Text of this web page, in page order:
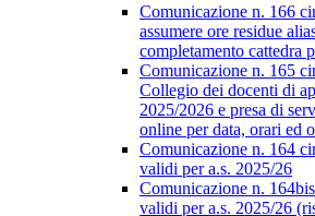
Comunicazione n. 166
assumere ore residue
completamento cattedra
Comunicazione n. 165
Collegio dei docenti di
2025/2026 e presa di
online per data, orari ed
Comunicazione n. 164
validi per a.s. 2025/26
Comunicazione n.
validi per a.s. 2025/26